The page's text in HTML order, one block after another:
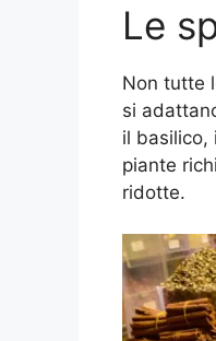
Le
Non tutte
si
il basilico,
piante
ridotte.